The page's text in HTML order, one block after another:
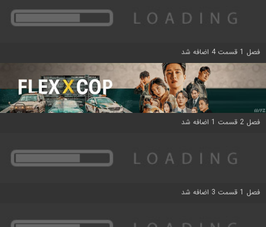
فصل 1 قسمت 4 اضافه شد
فصل 2 قسمت 1 اضافه شد
فصل 1 قسمت 3 اضافه شد